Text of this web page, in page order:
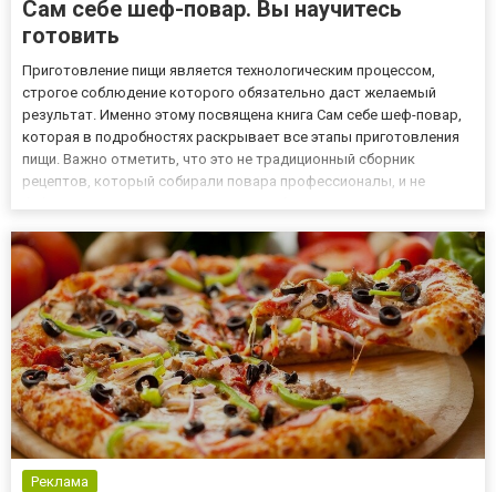
Сам себе шеф-повар. Вы научитесь
готовить
Приготовление пищи является технологическим процессом,
строгое соблюдение которого обязательно даст желаемый
результат. Именно этому посвящена книга Сам себе шеф-повар,
которая в подробностях раскрывает все этапы приготовления
пищи. Важно отметить, что это не традиционный сборник
рецептов, который собирали повара профессионалы, и не
прекрасно подойде...
Реклама